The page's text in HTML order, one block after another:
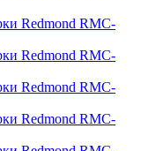
Redmond RMC-
Redmond RMC-
Redmond RMC-
Redmond RMC-